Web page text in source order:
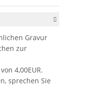
Gravur
zur
4,00EUR.
sprechen Sie